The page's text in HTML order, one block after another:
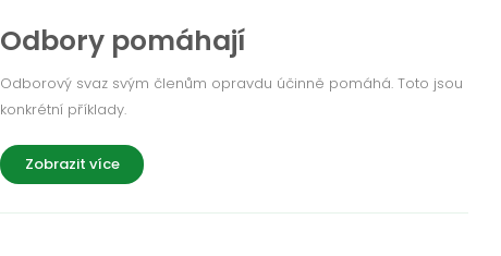
Odbory pomáhají
Odborový svaz svým členům opravdu účinně pomáhá. Toto jsou
konkrétní příklady.
Zobrazit více